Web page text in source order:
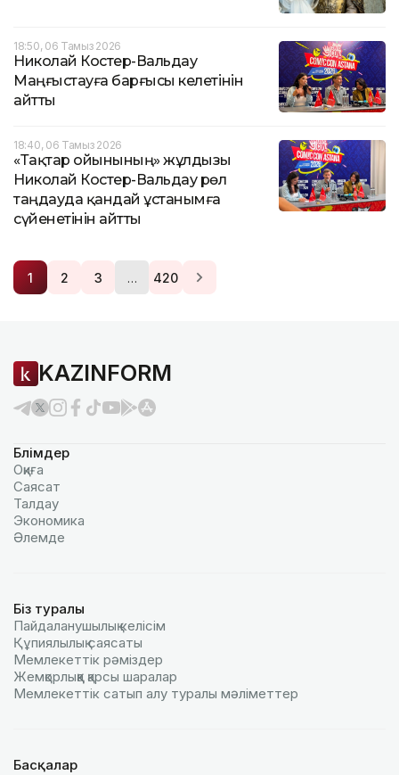
18:50, 06 Тамыз 2026
Николай Костер-Вальдау
Маңғыстауға барғысы келетінін
айтты
18:40, 06 Тамыз 2026
«Тақтар ойынының» жұлдызы
Николай Костер-Вальдау рөл
таңдауда қандай ұстанымға
сүйенетінін айтты
1 2 3 … 420
KAZINFORM
Бөлімдер
Оқиға
Саясат
Талдау
Экономика
Әлемде
Біз туралы
Пайдаланушылық келiciм
Құпиялылық саясаты
Мемлекеттік рәміздер
Жемқорлыққа қарсы шаралар
Мемлекеттік сатып алу туралы мәлiметтер
Басқалар